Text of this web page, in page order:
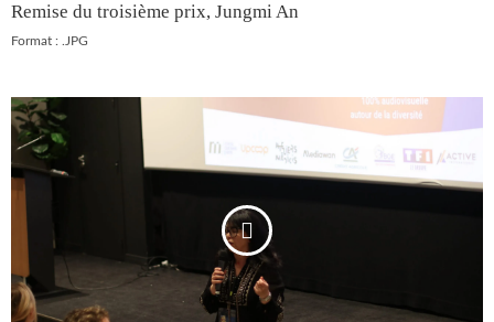
Remise du troisième prix, Jungmi An
Format : .JPG